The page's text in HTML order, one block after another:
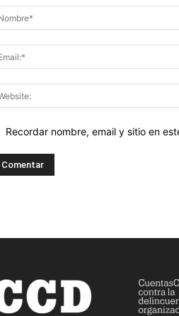
Recordar nombre, email y sitio en